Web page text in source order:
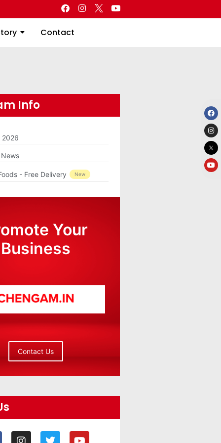
Contact
Directory Contact
Info
2026
- Free Delivery New
Your
Business
Contact Us